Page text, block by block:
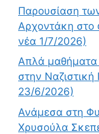
Παρουσίαση
Αρχοντάκη στο
νέα 1/7/2026)
Απλά
στην
23/6/2026)
Ανάμεσα στη
Χρυσούλα